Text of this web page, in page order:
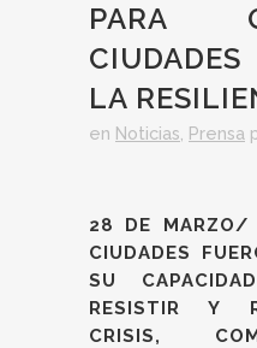
PARA
LA
en Noticias Prensa
28 DE MARZO/
CIUDADES
SU
RESISTIR Y
CRISIS,